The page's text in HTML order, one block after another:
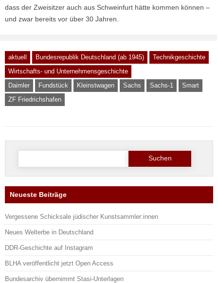
dass der Zweisitzer auch aus Schweinfurt hätte kommen können –
und zwar bereits vor über 30 Jahren.
aktuell Bundesrepublik Deutschland (ab 1945)
Technikgeschichte
Wirtschafts- und Unternehmensgeschichte
Daimler
Fundstück Kleinstwagen Sachs Sachs-1
Smart
ZF Friedrichshafen
Suche
Neueste Beiträge
Vergessene Schicksale jüdischer Kunstsammler:innen
Neues Welterbe in Deutschland
DDR-Geschichte auf Instagram
BLHA veröffentlicht jetzt Open Access
Bundesarchiv übernimmt Stasi-Unterlagen